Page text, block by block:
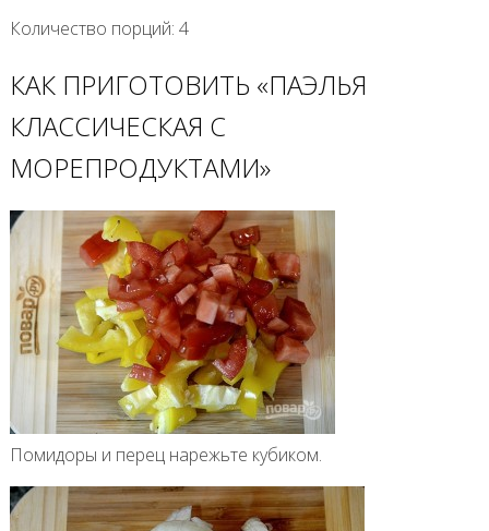
Количество порций: 4
КАК ПРИГОТОВИТЬ «ПАЭЛЬЯ
КЛАССИЧЕСКАЯ С
МОРЕПРОДУКТАМИ»
Помидоры и перец нарежьте кубиком.